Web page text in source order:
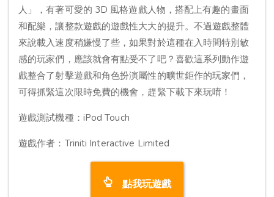
人」，有著可愛的 3D 風格遊戲人物，搭配上有趣的畫面
和配樂，讓整款遊戲的遊戲性大大的提升。不過遊戲整體
來說載入速度稍嫌慢了些，如果對於這種在入時間特別敏
感的玩家們，應該就會有點受不了吧？喜歡這系列動作遊
戲整合了射擊遊戲和角色扮演屬性的曠世鉅作的玩家們，
可得抓緊這次限時免費的機會，趕緊下載下來玩唷！
遊戲測試機種：iPod Touch
遊戲作者：Triniti Interactive Limited
點我玩遊戲